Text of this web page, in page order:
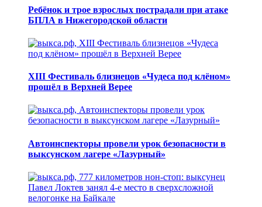
Ребёнок и трое взрослых пострадали при атаке
БПЛА в Нижегородской области
XIII Фестиваль близнецов «Чудеса под клёном»
прошёл в Верхней Верее
Автоинспекторы провели урок безопасности в
выксунском лагере «Лазурный»